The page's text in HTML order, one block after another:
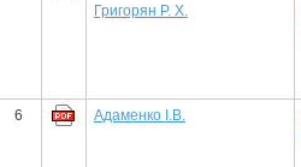
Григорян Р. Х.
6
Адаменко І.В.